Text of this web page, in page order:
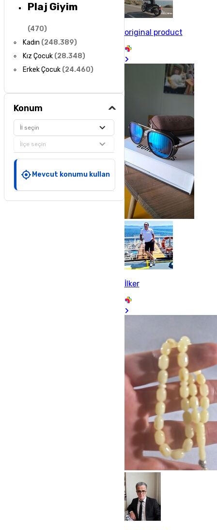
Plaj Giyim
(470)
Kadın (248.389)
Kız Çocuk (28.348)
Erkek Çocuk (24.460)
Konum
İl seçin
İlçe seçin
Mevcut konumu kullan
original product
İlker